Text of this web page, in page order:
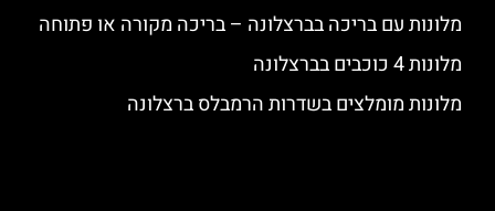
מלונות עם בריכה בברצלונה – בריכה מקורה או פתוחה
מלונות 4 כוכבים בברצלונה
מלונות מומלצים בשדרות הרמבלס ברצלונה